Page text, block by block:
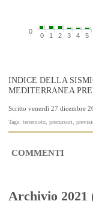
0 1 2 3 4 5
0
INDICE DELLA
MEDITERRANEA
Scritto venerdì 27 dicembre
Tags: terremoto, precursori,
COMMENTI
Archivio 2021